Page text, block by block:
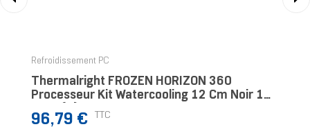
Refroidissement PC
Thermalright FROZEN HORIZON 360
Processeur Kit Watercooling 12 Cm Noir 1
Prix
96,79 € TTC